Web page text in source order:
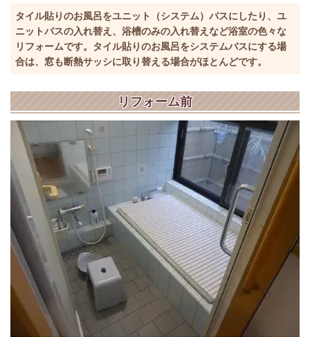
タイル貼りのお風呂をユニット（システム）バスにしたり、ユ
ニットバスの入れ替え、浴槽のみの入れ替えなど浴室の色々な
リフォームです。タイル貼りのお風呂をシステムバスにする場
合は、窓も断熱サッシに取り替える場合がほとんどです。
リフォーム前